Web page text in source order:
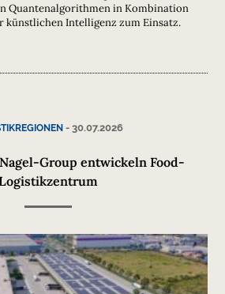
Quantenalgorithmen in Kombination
künstlichen Intelligenz zum Einsatz.
- 30.07.2026
Group entwickeln Food-